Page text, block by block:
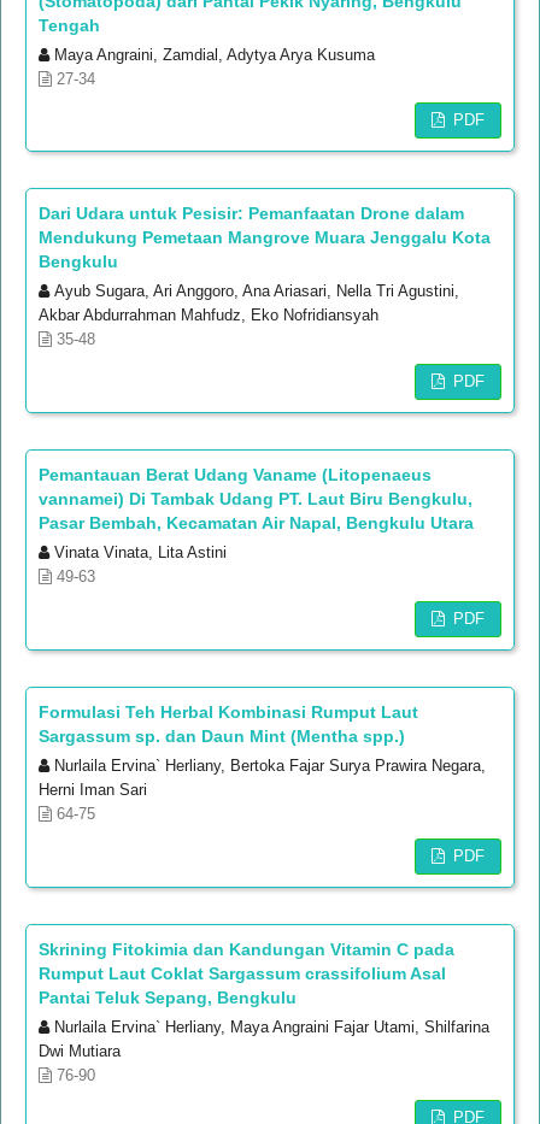
Tengah
Maya Angraini, Zamdial, Adytya Arya Kusuma
27-34
PDF
Dari Udara untuk Pesisir: Pemanfaatan Drone dalam
Mendukung Pemetaan Mangrove Muara Jenggalu Kota
Bengkulu
Ayub Sugara, Ari Anggoro, Ana Ariasari, Nella Tri Agustini,
Akbar Abdurrahman Mahfudz, Eko Nofridiansyah
35-48
PDF
Pemantauan Berat Udang Vaname (Litopenaeus
vannamei) Di Tambak Udang PT. Laut Biru Bengkulu,
Pasar Bembah, Kecamatan Air Napal, Bengkulu Utara
Vinata Vinata, Lita Astini
49-63
PDF
Formulasi Teh Herbal Kombinasi Rumput Laut
Sargassum sp. dan Daun Mint (Mentha spp.)
Nurlaila Ervina` Herliany, Bertoka Fajar Surya Prawira Negara,
Herni Iman Sari
64-75
PDF
Skrining Fitokimia dan Kandungan Vitamin C pada
Rumput Laut Coklat Sargassum crassifolium Asal
Pantai Teluk Sepang, Bengkulu
Nurlaila Ervina` Herliany, Maya Angraini Fajar Utami, Shilfarina
Dwi Mutiara
76-90
PDF